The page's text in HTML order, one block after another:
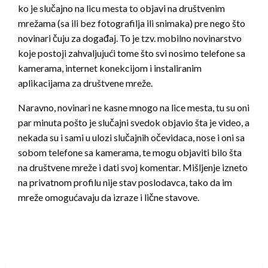
ko je slučajno na licu mesta to objavi na društvenim
mrežama (sa ili bez fotografilja ili snimaka) pre nego što
novinari čuju za događaj. To je tzv. mobilno novinarstvo
koje postoji zahvaljujući tome što svi nosimo telefone sa
kamerama, internet konekcijom i instaliranim
aplikacijama za društvene mreže.
Naravno, novinari ne kasne mnogo na lice mesta, tu su oni
par minuta pošto je slučajni svedok objavio šta je video, a
nekada su i sami u ulozi slučajnih očevidaca, nose i oni sa
sobom telefone sa kamerama, te mogu objaviti bilo šta
na društvene mreže i dati svoj komentar. Mišljenje izneto
na privatnom profilu nije stav poslodavca, tako da im
mreže omogućavaju da izraze i lične stavove.